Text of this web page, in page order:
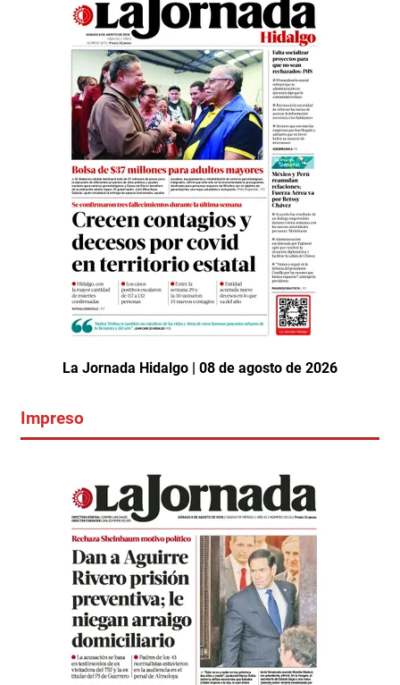
La Jornada Hidalgo | 08 de agosto de 2026
Impreso